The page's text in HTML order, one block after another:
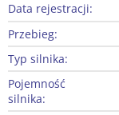
Data rejestracji:
Przebieg:
Typ silnika:
Pojemność
silnika: